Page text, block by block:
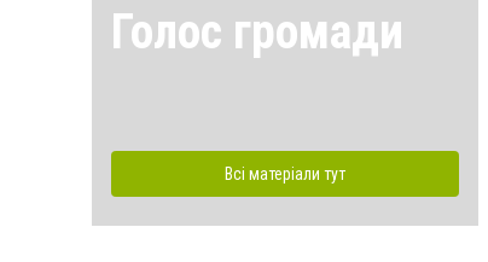
Голос громади
Всі матеріали тут